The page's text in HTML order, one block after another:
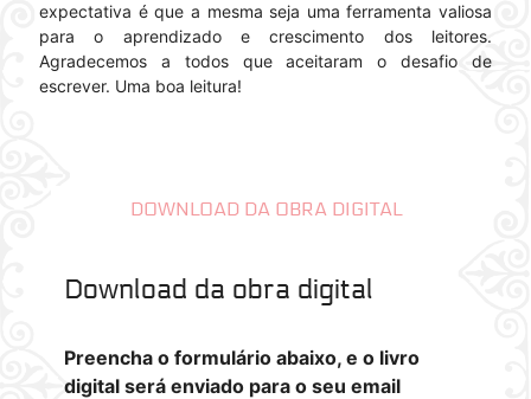
expectativa é que a mesma seja uma ferramenta valiosa
para o aprendizado e crescimento dos leitores.
Agradecemos a todos que aceitaram o desafio de
escrever. Uma boa leitura!
DOWNLOAD DA OBRA DIGITAL
Download da obra digital
Preencha o formulário abaixo, e o livro
digital será enviado para o seu email